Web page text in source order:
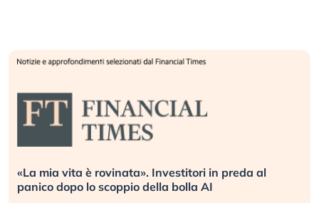
«La mia vita è rovinata». Investitori in preda al
panico dopo lo scoppio della bolla AI